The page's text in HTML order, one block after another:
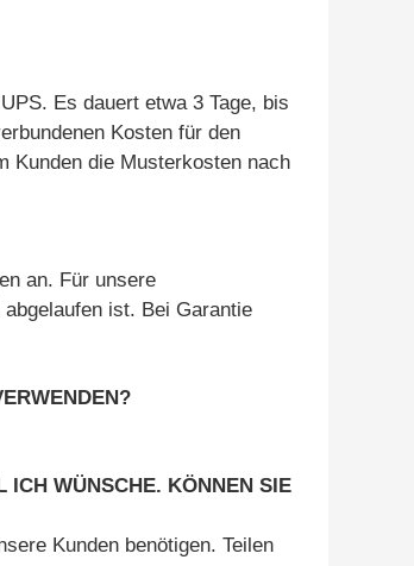
Es dauert etwa 3 Tage, bis
Kosten für den
Kunden die Musterkosten nach
an. Für unsere
ist. Bei Garantie
ICH WÜNSCHE. KÖNNEN SIE
Kunden benötigen. Teilen